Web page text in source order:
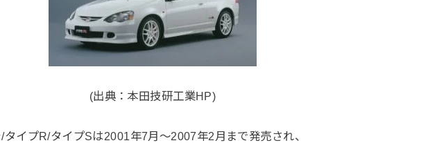
(出典：本田技研工業HP)
イプR/タイプSは2001年7月～2007年2月まで発売され、